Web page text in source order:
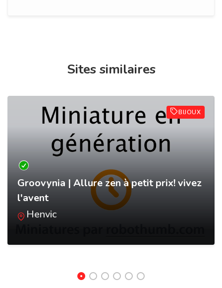
Sites similaires
BIJOUX
Groovynia | Allure zen à petit prix! vivez
l'avent
Henvic